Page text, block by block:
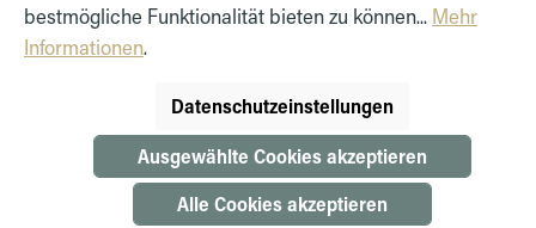
bestmögliche Funktionalität bieten zu können... Mehr
Informationen.
Datenschutzeinstellungen
Ausgewählte Cookies akzeptieren
Alle Cookies akzeptieren